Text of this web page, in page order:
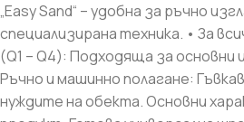
„Easy Sand“ – удобна за ръчно
специализирана техника. • За
(Q1 – Q4): Подходяща за основни
Ръчно и машинно полагане:
нуждите на обекта. Основни